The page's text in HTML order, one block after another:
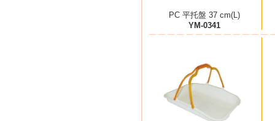
PC 平托盤 37 cm(L)
YM-0341